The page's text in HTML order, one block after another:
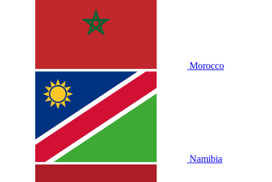
Morocco
Namibia